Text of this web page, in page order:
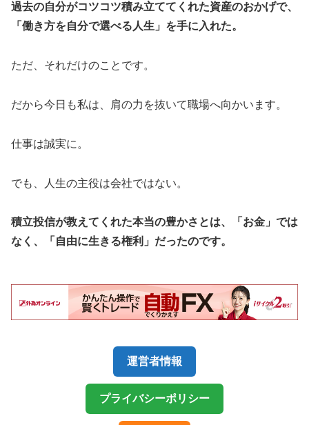
過去の自分がコツコツ積み立ててくれた資産のおかげで、
「働き方を自分で選べる人生」を手に入れた。
ただ、それだけのことです。
だから今日も私は、肩の力を抜いて職場へ向かいます。
仕事は誠実に。
でも、人生の主役は会社ではない。
積立投信が教えてくれた本当の豊かさとは、「お金」では
なく、「自由に生きる権利」だったのです。
運営者情報
プライバシーポリシー